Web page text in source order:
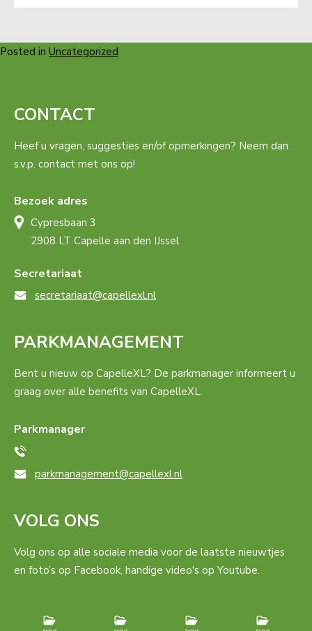
Posted in Uncategorized
CONTACT
Heef u vragen, suggesties en/of opmerkingen? Neem dan
s.v.p. contact met ons op!
Bezoek adres
Cypresbaan 3
2908 LT Capelle aan den IJssel
Secretariaat
secretariaat@capellexl.nl
PARKMANAGEMENT
Bent u nieuw op CapelleXL? De parkmanager informeert u
graag over alle benefits van CapelleXL.
Parkmanager
parkmanagement@capellexl.nl
VOLG ONS
Volg ons op alle sociale media voor de laatste nieuwtjes
en foto’s op Facebook, handige video's op Youtube.